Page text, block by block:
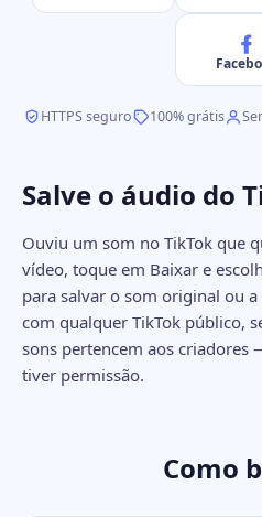
HTTPS seguro 100% grátis
Salve o áudio do
Ouviu um som no TikTok que
vídeo, toque em Baixar e
para salvar o som original ou
com qualquer TikTok público,
sons pertencem aos criadores
tiver permissão.
Como